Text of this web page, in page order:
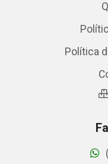
Política